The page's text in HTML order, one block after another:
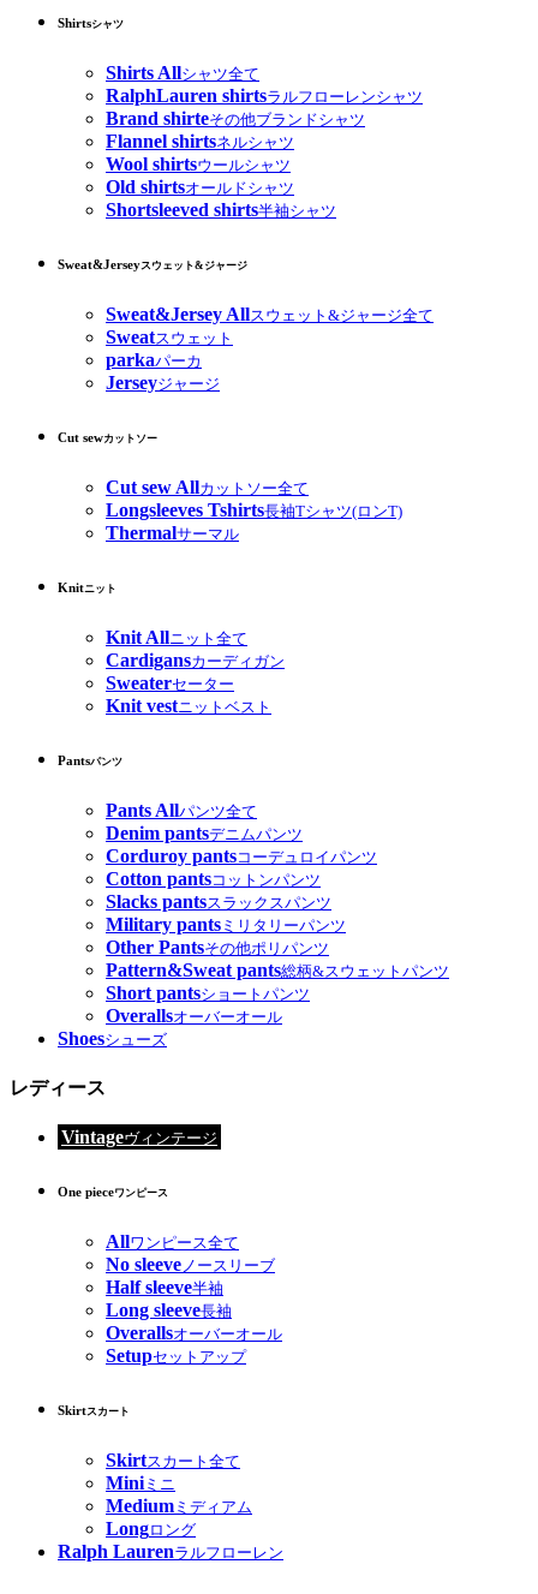
Shirtsシャツ
Shirts Allシャツ全て
RalphLauren shirtsラルフローレンシャツ
Brand shirteその他ブランドシャツ
Flannel shirtsネルシャツ
Wool shirtsウールシャツ
Old shirtsオールドシャツ
Shortsleeved shirts半袖シャツ
Sweat&Jerseyスウェット&ジャージ
Sweat&Jersey Allスウェット&ジャージ全て
Sweatスウェット
parkaパーカ
Jerseyジャージ
Cut sewカットソー
Cut sew Allカットソー全て
Longsleeves Tshirts長袖Tシャツ(ロンT)
Thermalサーマル
Knitニット
Knit Allニット全て
Cardigansカーディガン
Sweaterセーター
Knit vestニットベスト
Pantsパンツ
Pants Allパンツ全て
Denim pantsデニムパンツ
Corduroy pantsコーデュロイパンツ
Cotton pantsコットンパンツ
Slacks pantsスラックスパンツ
Military pants ミリタリーパンツ
Other Pantsその他ポリパンツ
Pattern&Sweat pants総柄&スウェットパンツ
Short pantsショートパンツ
Overallsオーバーオール
Shoesシューズ
レディース
Vintageヴィンテージ
One pieceワンピース
Allワンピース全て
No sleeveノースリーブ
Half sleeve半袖
Long sleeve長袖
Overallsオーバーオール
Setupセットアップ
Skirtスカート
Skirtスカート全て
Miniミニ
Medium ミディアム
Longロング
Ralph Laurenラルフローレン